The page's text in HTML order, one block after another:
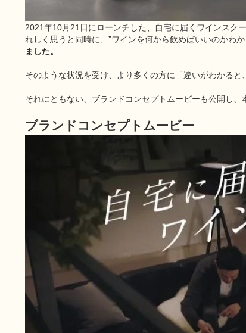
2021年10月21日にローンチした、自宅に届くワインスク
れしく思うと同時に、”ワインを何から飲めばいいのかわ
ました。
そのような状況を受け、より多くの方に「違いがわかる
それにともない、ブランドコンセプトムービーも公開し、
ブランドコンセプトムービー